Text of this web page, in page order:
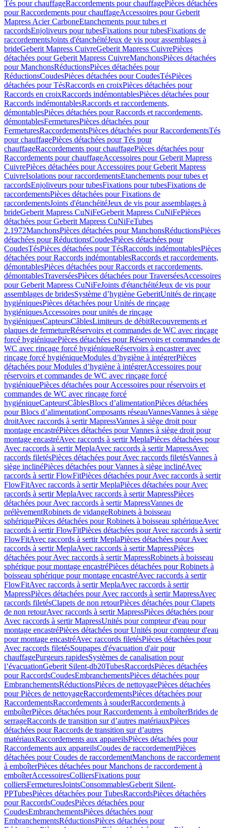
Tés pour chauffageRaccordements pour chauffagePièces détachées
pour Raccordements pour chauffageAccessoires pour Geberit
Mapress Acier CarboneEtanchements pour tubes et
raccordsEnjoliveurs pour tubesFixations pour tubesFixations de
raccordementsJoints d'étanchéitéJeux de vis pour assemblages à
brideGeberit Mapress CuivreGeberit Mapress CuivrePièces
détachées pour Geberit Mapress CuivreManchonsPièces détachées
pour ManchonsRéductionsPièces détachées pour
RéductionsCoudesPièces détachées pour CoudesTésPièces
détachées pour TésRaccords en croixPièces détachées pour
Raccords en croixRaccords indémontablesPièces détachées pour
Raccords indémontablesRaccords et raccordements,
démontablesPièces détachées pour Raccords et raccordements,
démontablesFermeturesPièces détachées pour
FermeturesRaccordementsPièces détachées pour RaccordementsTés
pour chauffagePièces détachées pour Tés pour
chauffageRaccordements pour chauffagePièces détachées pour
Raccordements pour chauffageAccessoires pour Geberit Mapress
CuivrePièces détachées pour Accessoires pour Geberit Mapress
CuivreIsolations pour raccordementsEtanchements pour tubes et
raccordsEnjoliveurs pour tubesFixations pour tubesFixations de
raccordementsPièces détachées pour Fixations de
raccordementsJoints d'étanchéitéJeux de vis pour assemblages à
brideGeberit Mapress CuNiFeGeberit Mapress CuNiFePièces
détachées pour Geberit Mapress CuNiFeTubes
2.1972ManchonsPièces détachées pour ManchonsRéductionsPièces
détachées pour RéductionsCoudesPièces détachées pour
CoudesTésPièces détachées pour TésRaccords indémontablesPièces
détachées pour Raccords indémontablesRaccords et raccordements,
démontablesPièces détachées pour Raccords et raccordements,
démontablesTraverséesPièces détachées pour TraverséesAccessoires
pour Geberit Mapress CuNiFeJoints d'étanchéitéJeux de vis pour
assemblages de bridesSystème d’hygiène GeberitUnités de rinçage
hygiéniquesPièces détachées pour Unités de rinçage
hygiéniquesAccessoires pour unités de rinçage
hygiéniquesCapteursCâblesLimiteurs de débitRecouvrements et
plaques de fermetureRéservoirs et commandes de WC avec rinçage
forcé hygiéniquePièces détachées pour Réservoirs et commandes de
WC avec rinçage forcé hygiéniqueRéservoirs à encastrer avec
rinçage forcé hygiéniqueModules d’hygiène à intégrerPièces
détachées pour Modules d’hygiène à intégrerAccessoires pour
réservoirs et commandes de WC avec rinçage forcé
hygiéniquePièces détachées pour Accessoires pour réservoirs et
commandes de WC avec rinçage forcé
hygiéniqueCapteursCâblesBlocs d’alimentationPièces détachées
pour Blocs d’alimentationComposants réseauVannesVannes à siège
droitAvec raccords à sertir MapressVannes à siège droit pour
montage encastréPièces détachées pour Vannes à siège droit pour
montage encastréAvec raccords à sertir MeplaPièces détachées pour
Avec raccords à sertir MeplaAvec raccords à sertir MapressAvec
raccords filetésPièces détachées pour Avec raccords filetésVannes à
siège inclinéPièces détachées pour Vannes à siège inclinéAvec
raccords à sertir FlowFitPièces détachées pour Avec raccords à sertir
FlowFitAvec raccords à sertir MeplaPièces détachées pour Avec
raccords à sertir MeplaAvec raccords à sertir MapressPièces
détachées pour Avec raccords à sertir MapressVannes de
prélèvementRobinets de vidangeRobinets à boisseau
sphériquePièces détachées pour Robinets à boisseau sphériqueAvec
raccords à sertir FlowFitPièces détachées pour Avec raccords à sertir
FlowFitAvec raccords à sertir MeplaPièces détachées pour Avec
raccords à sertir MeplaAvec raccords à sertir MapressPièces
détachées pour Avec raccords à sertir MapressRobinets à boisseau
sphérique pour montage encastréPièces détachées pour Robinets à
boisseau sphérique pour montage encastréAvec raccords à sertir
FlowFitAvec raccords à sertir MeplaAvec raccords à sertir
MapressPièces détachées pour Avec raccords à sertir MapressAvec
raccords filetésClapets de non retourPièces détachées pour Clapets
de non retourAvec raccords à sertir MapressPièces détachées pour
Avec raccords à sertir MapressUnités pour compteur d'eau pour
montage encastréPièces détachées pour Unités pour compteur d'eau
pour montage encastréAvec raccords filetésPièces détachées pour
Avec raccords filetésSoupapes d'évacuation d'air pour
chauffagePurgeurs rapidesSystèmes de canalisation pour
l’évacuationGeberit Silent-db20TubesRaccordsPièces détachées
pour RaccordsCoudesEmbranchementsPièces détachées pour
EmbranchementsRéductionsPièces de nettoyagePièces détachées
pour Pièces de nettoyageRaccordementsPièces détachées pour
RaccordementsRaccordements à souderRaccordements à
emboîterPièces détachées pour Raccordements à emboîterBrides de
serrageRaccords de transition sur d’autres matériauxPièces
détachées pour Raccords de transition sur d’autres
matériauxRaccordements aux appareilsPièces détachées pour
Raccordements aux appareilsCoudes de raccordementPièces
détachées pour Coudes de raccordementManchons de raccordement
à emboîterPièces détachées pour Manchons de raccordement à
emboîterAccessoiresColliersFixations pour
colliersFermeturesJointsConsommablesGeberit Silent-
PPTubesPièces détachées pour TubesRaccordsPièces détachées
pour RaccordsCoudesPièces détachées pour
CoudesEmbranchementsPièces détachées pour
EmbranchementsRéductionsPièces détachées pour